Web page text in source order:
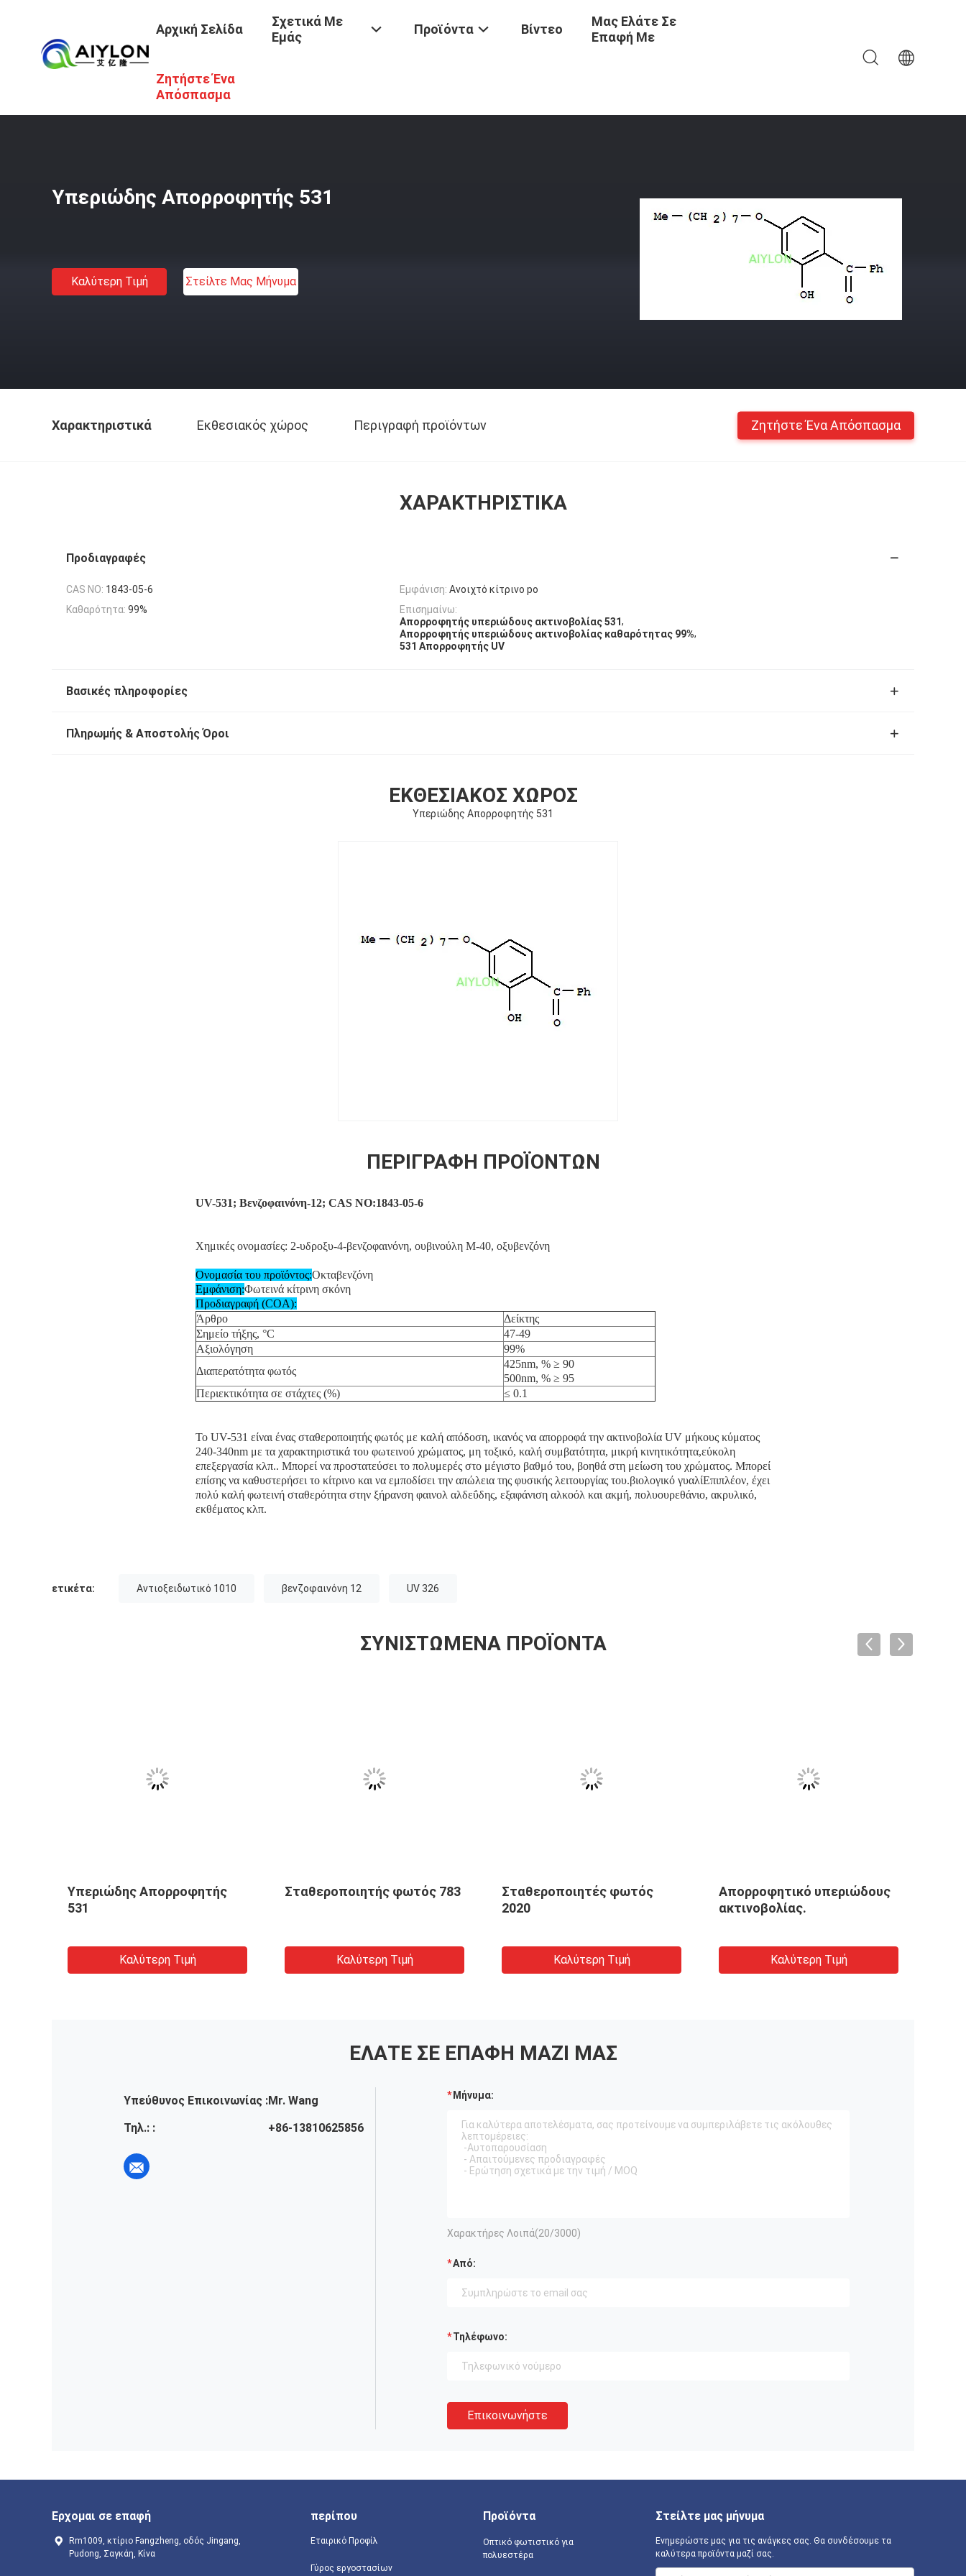
Αρχική Σελίδα
Σχετικά Με
Εμάς
Προϊόντα Βίντεο
Μας Ελάτε Σε
Επαφή Με
Ζητήστε Ένα
Απόσπασμα
Προϊόντα / Απορρόφηση Υπεριώδους Ακτινοβολίας
Υπεριώδης Απορροφητής 531
Καλύτερη Τιμή Στείλτε Μας Μήνυμα
Χαρακτηριστικά Εκθεσιακός χώρος Περιγραφή προϊόντων Ζητήστε Ένα Απόσπασμα
ΧΑΡΑΚΤΗΡΙΣΤΙΚΆ
Προδιαγραφές
CAS NO: 1843-05-6 Εμφάνιση: Ανοιχτό κίτρινο po
Καθαρότητα: 99%
Επισημαίνω:
Απορροφητής υπεριώδους ακτινοβολίας 531,
Απορροφητής υπεριώδους ακτινοβολίας καθαρότητας 99%,
531 Απορροφητής UV
Βασικές πληροφορίες
Πληρωμής & Αποστολής Όροι
ΕΚΘΕΣΙΑΚΌΣ ΧΏΡΟΣ
Υπεριώδης Απορροφητής 531
ΠΕΡΙΓΡΑΦΉ ΠΡΟΪΌΝΤΩΝ
UV-531; Βενζοφαινόνη-12; CAS NO:1843-05-6
Χημικές ονομασίες: 2-υδροξυ-4-βενζοφαινόνη, ουβινούλη M-40, οξυβενζόνη
Ονομασία του προϊόντος:Οκταβενζόνη
Εμφάνιση:Φωτεινά κίτρινη σκόνη
Προδιαγραφή (COA):
Άρθρο
Δείκτης
Σημείο τήξης, °C
47-49
Αξιολόγηση
99%
Διαπερατότητα φωτός
425nm, % ≥ 90
500nm, % ≥ 95
Περιεκτικότητα σε στάχτες (%)
≤ 0.1
Το UV-531 είναι ένας σταθεροποιητής φωτός με καλή απόδοση, ικανός να απορροφά την ακτινοβολία UV μήκους κύματος
240-340nm με τα χαρακτηριστικά του φωτεινού χρώματος, μη τοξικό, καλή συμβατότητα, μικρή κινητικότητα,εύκολη
επεξεργασία κλπ.. Μπορεί να προστατεύσει το πολυμερές στο μέγιστο βαθμό του, βοηθά στη μείωση του χρώματος. Μπορεί
επίσης να καθυστερήσει το κίτρινο και να εμποδίσει την απώλεια της φυσικής λειτουργίας του.βιολογικό γυαλίΕπιπλέον, έχει
πολύ καλή φωτεινή σταθερότητα στην ξήρανση φαινολ αλδεΰδης, εξαφάνιση αλκοόλ και ακμή, πολυουρεθάνιο, ακρυλικό,
εκθέματος κλπ.
ετικέτα: Αντιοξειδωτικό 1010 βενζοφαινόνη 12 UV 326
ΣΥΝΙΣΤΏΜΕΝΑ ΠΡΟΪΌΝΤΑ
Υπεριώδης Απορροφητής
531
Καλύτερη Τιμή
Σταθεροποιητής φωτός 783
Καλύτερη Τιμή
Σταθεροποιητές φωτός
2020
Καλύτερη Τιμή
Απορροφητικό υπεριώδους
ακτινοβολίας.
Καλύτερη Τιμή
ΕΛΆΤΕ ΣΕ ΕΠΑΦΉ ΜΑΖΊ ΜΑΣ
Υπεύθυνος Επικοινωνίας :Mr. Wang
Τηλ.: :
+86-13810625856
Μήνυμα:
Χαρακτήρες Λοιπά(20/3000)
Από:
Τηλέφωνο:
Επικοινωνήστε
Ερχομαι σε επαφή
Rm1009, κτίριο Fangzheng, οδός Jingang,
Pudong, Σαγκάη, Κίνα
περίπου
Εταιρικό Προφίλ
Γύρος εργοστασίων
Προϊόντα
Οπτικό φωτιστικό για
πολυεστέρα
Στείλτε μας μήνυμα
Ενημερώστε μας για τις ανάγκες σας. Θα συνδέσουμε τα
καλύτερα προϊόντα μαζί σας.